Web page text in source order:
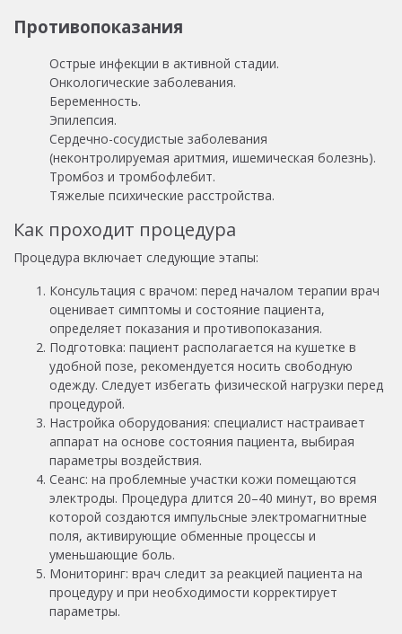
Противопоказания
Острые инфекции в активной стадии.
Онкологические заболевания.
Беременность.
Эпилепсия.
Сердечно-сосудистые заболевания
(неконтролируемая аритмия, ишемическая болезнь).
Тромбоз и тромбофлебит.
Тяжелые психические расстройства.
Как проходит процедура
Процедура включает следующие этапы:
Консультация с врачом: перед началом терапии врач
оценивает симптомы и состояние пациента,
определяет показания и противопоказания.
Подготовка: пациент располагается на кушетке в
удобной позе, рекомендуется носить свободную
одежду. Следует избегать физической нагрузки перед
процедурой.
Настройка оборудования: специалист настраивает
аппарат на основе состояния пациента, выбирая
параметры воздействия.
Сеанс: на проблемные участки кожи помещаются
электроды. Процедура длится 20–40 минут, во время
которой создаются импульсные электромагнитные
поля, активирующие обменные процессы и
уменьшающие боль.
Мониторинг: врач следит за реакцией пациента на
процедуру и при необходимости корректирует
параметры.